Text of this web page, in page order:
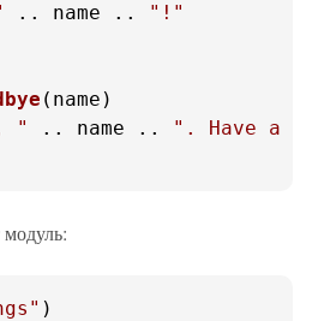
.. name ..
"!"
(name)
" .. name ..
". Have a
)